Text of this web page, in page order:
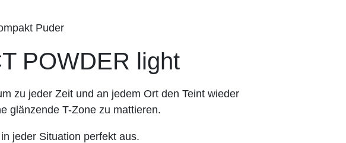
Puder
POWDER light
zu jeder Zeit und an jedem Ort den Teint wieder
glänzende T-Zone zu mattieren.
jeder Situation perfekt aus.